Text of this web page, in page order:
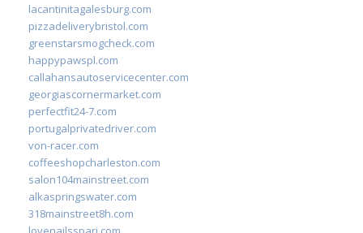
lacantinitagalesburg.com
pizzadeliverybristol.com
greenstarsmogcheck.com
happypawspl.com
callahansautoservicecenter.com
georgiascornermarket.com
perfectfit24-7.com
portugalprivatedriver.com
von-racer.com
coffeeshopcharleston.com
salon104mainstreet.com
alkaspringswater.com
318mainstreet8h.com